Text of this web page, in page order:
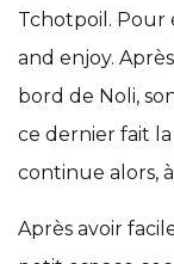
Tchotpoil. Pour
and enjoy.
bord de Noli,
ce dernier fait la
continue alors,
Après avoir